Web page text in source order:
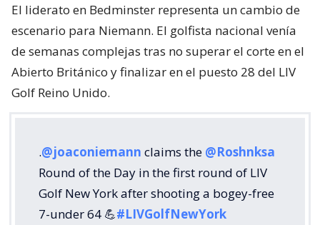
El liderato en Bedminster representa un cambio de
escenario para Niemann. El golfista nacional venía
de semanas complejas tras no superar el corte en el
Abierto Británico y finalizar en el puesto 28 del LIV
Golf Reino Unido.
.@joaconiemann claims the @Roshnksa
Round of the Day in the first round of LIV
Golf New York after shooting a bogey-free
7-under 64 💪#LIVGolfNewYork